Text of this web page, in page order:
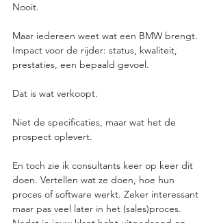
Nooit.
Maar iedereen weet wat een BMW brengt.
Impact voor de rijder: status, kwaliteit,
prestaties, een bepaald gevoel.
Dat is wat verkoopt.
Niet de specificaties, maar wat het de
prospect oplevert.
En toch zie ik consultants keer op keer dit
doen. Vertellen wat ze doen, hoe hun
proces of software werkt. Zeker interessant
maar pas veel later in het (sales)proces.